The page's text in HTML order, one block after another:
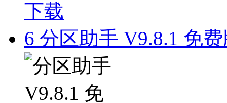
下载
6 分区助手 V9.8.1 免